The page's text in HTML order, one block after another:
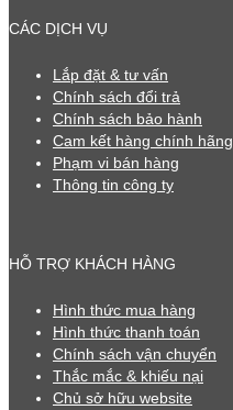
CÁC DỊCH VỤ
Lắp đặt & tư vấn
Chính sách đổi trả
Chính sách bảo hành
Cam kết hàng chính hãng
Phạm vi bán hàng
Thông tin công ty
HỖ TRỢ KHÁCH HÀNG
Hình thức mua hàng
Hình thức thanh toán
Chính sách vận chuyển
Thắc mắc & khiếu nại
Chủ sở hữu website